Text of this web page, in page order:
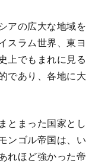
アの広大な地域を
スラム世界、東ヨ
上でもまれに見る
であり、各地に大
とまった国家とし
ンゴル帝国は、い
れほど強かった帝